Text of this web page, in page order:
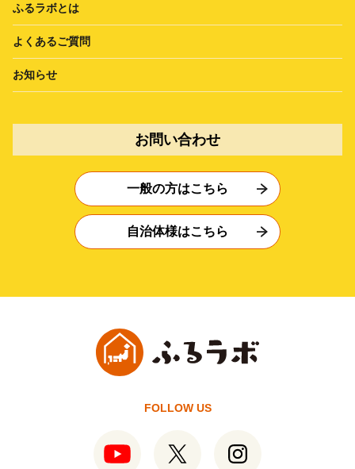
ふるラボとは
よくあるご質問
お知らせ
お問い合わせ
一般の方はこちら
自治体様はこちら
FOLLOW US